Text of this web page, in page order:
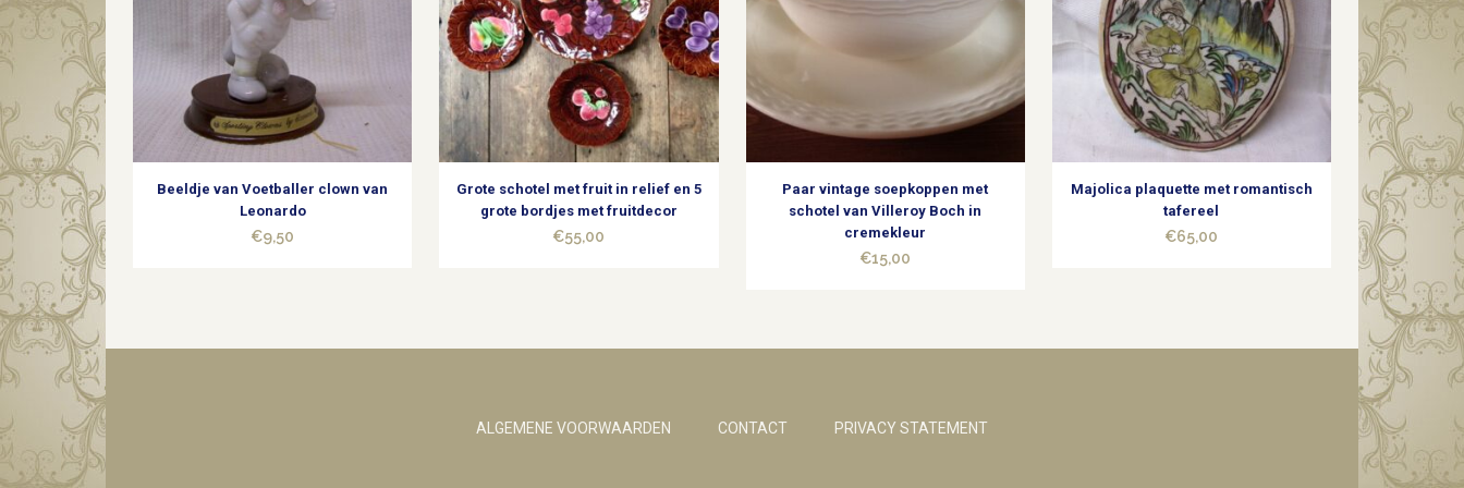
Beeldje van Voetballer clown van
Leonardo
€9,50
Grote schotel met fruit in relief en 5
grote bordjes met fruitdecor
€55,00
Paar vintage soepkoppen met
schotel van Villeroy Boch in
cremekleur
€15,00
Majolica plaquette met romantisch
tafereel
€65,00
ALGEMENE VOORWAARDEN CONTACT PRIVACY STATEMENT